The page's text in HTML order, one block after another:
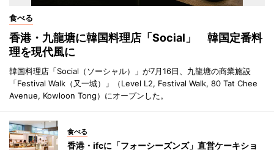
食べる
香港・九龍塘に韓国料理店「Social」 韓国定番料
理を現代風に
韓国料理店「Social（ソーシャル）」が7月16日、九龍塘の商業施設
「Festival Walk（又一城）」（Level L2, Festival Walk, 80 Tat Chee
Avenue, Kowloon Tong）にオープンした。
食べる
香港・ifcに「フォーシーズンズ」直営ケーキショ